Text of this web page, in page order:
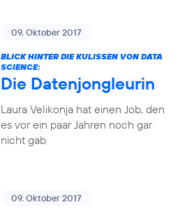
09. Oktober 2017
BLICK HINTER DIE KULISSEN VON DATA
SCIENCE:
Die Datenjongleurin
Laura Velikonja hat einen Job, den
es vor ein paar Jahren noch gar
nicht gab
09. Oktober 2017